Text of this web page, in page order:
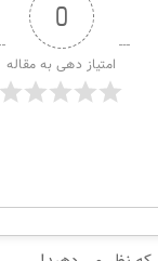
0
امتیاز دهی به مقاله